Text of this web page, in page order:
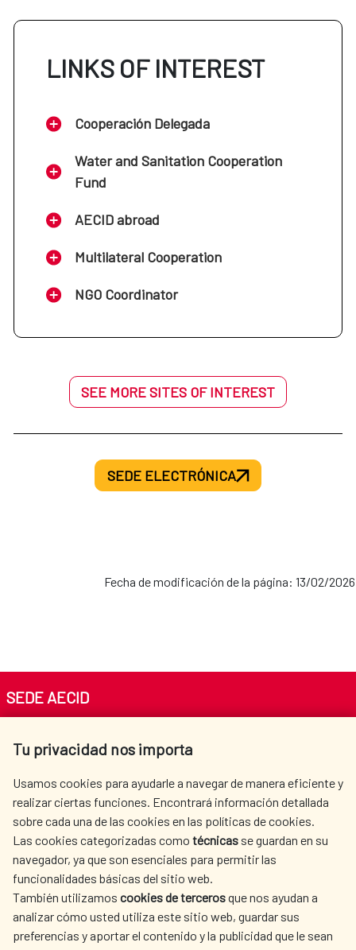
LINKS OF INTEREST
Cooperación Delegada
Water and Sanitation Cooperation
Fund
AECID abroad
Multilateral Cooperation
NGO Coordinator
SEE MORE SITES OF INTEREST
SEDE ELECTRÓNICA
Fecha de modificación de la página: 13/02/2026
Tu privacidad nos importa
Usamos cookies para ayudarle a navegar de manera eficiente y
realizar ciertas funciones. Encontrará información detallada
sobre cada una de las cookies en las políticas de cookies.
Las cookies categorizadas como técnicas se guardan en su
navegador, ya que son esenciales para permitir las
funcionalidades básicas del sitio web.
También utilizamos cookies de tercerosque nos ayudan a
analizar cómo usted utiliza este sitio web, guardar sus
preferencias y aportar el contenido y la publicidad que le sean
SEDE AECID
Tel. +34 900 20 30 54​​​​​​​
AECID
WHERE DO WE COOPERATE?
SPANISH HUMANITARIAN
ACTION
PRESS ROOM
CULTURE AND SCIENCE LIBRARY